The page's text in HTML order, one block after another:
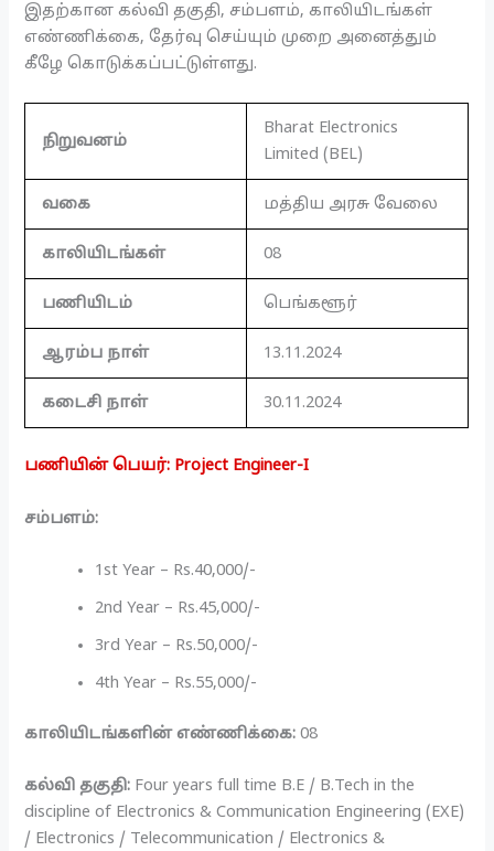
இதற்கான கல்வி தகுதி, சம்பளம், காலியிடங்கள்
எண்ணிக்கை, தேர்வு செய்யும் முறை அனைத்தும்
கீழே கொடுக்கப்பட்டுள்ளது.
நிறுவனம்
Bharat Electronics
Limited (BEL)
வகை மத்திய அரசு வேலை
காலியிடங்கள் 08
பணியிடம் பெங்களூர்
ஆரம்ப நாள் 13.11.2024
கடைசி நாள் 30.11.2024
பணியின் பெயர்: Project Engineer-I
சம்பளம்:
1st Year – Rs.40,000/-
2nd Year – Rs.45,000/-
3rd Year – Rs.50,000/-
4th Year – Rs.55,000/-
காலியிடங்களின் எண்ணிக்கை: 08
கல்வி தகுதி: Four years full time B.E / B.Tech in the
discipline of Electronics & Communication Engineering (EXE)
/ Electronics / Telecommunication / Electronics &